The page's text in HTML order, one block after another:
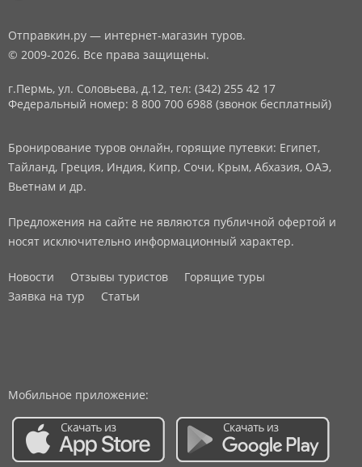
Отправкин.ру — интернет-магазин туров.
© 2009-2026. Все права защищены.
г.Пермь, ул. Соловьева, д.12, тел: (342) 255 42 17
Федеральный номер: 8 800 700 6988 (звонок бесплатный)
Бронирование туров онлайн, горящие путевки: Египет,
Тайланд, Греция, Индия, Кипр, Сочи, Крым, Абхазия, ОАЭ,
Вьетнам и др.
Предложения на сайте не являются публичной офертой и
носят исключительно информационный характер.
Новости Отзывы туристов
Горящие туры
Заявка на тур
Статьи
Мобильное приложение: